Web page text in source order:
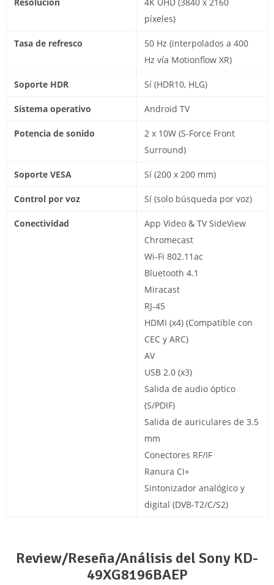
Resolución
4K UHD (3840 x 2160
píxeles)
Tasa de refresco
50 Hz (interpolados a 400
Hz vía Motionflow XR)
Soporte HDR Sí (HDR10, HLG)
Sistema operativo Android TV
Potencia de sonido
2 x 10W (S-Force Front
Surround)
Soporte VESA Sí (200 x 200 mm)
Control por voz Sí (solo búsqueda por voz)
Conectividad
App Video & TV SideView
Chromecast
Wi-Fi 802.11ac
Bluetooth 4.1
Miracast
RJ-45
HDMI (x4) (Compatible con
CEC y ARC)
AV
USB 2.0 (x3)
Salida de audio óptico
(S/PDIF)
Salida de auriculares de 3.5
mm
Conectores RF/IF
Ranura CI+
Sintonizador analógico y
digital (DVB-T2/C/S2)
Review/Reseña/Análisis del Sony KD-
49XG8196BAEP